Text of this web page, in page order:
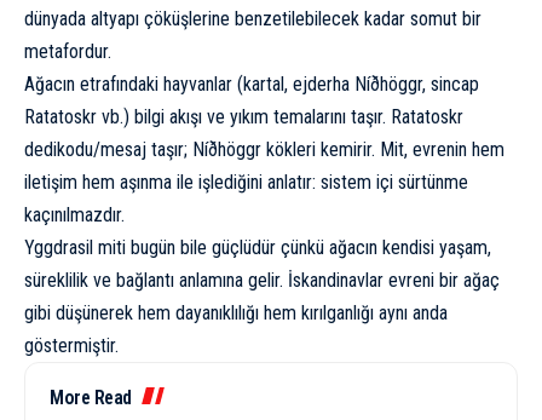
dünyada altyapı çöküşlerine benzetilebilecek kadar somut bir
metafordur.
Ağacın etrafındaki hayvanlar (kartal, ejderha Níðhöggr, sincap
Ratatoskr vb.) bilgi akışı ve yıkım temalarını taşır. Ratatoskr
dedikodu/mesaj taşır; Níðhöggr kökleri kemirir. Mit, evrenin hem
iletişim hem aşınma ile işlediğini anlatır: sistem içi sürtünme
kaçınılmazdır.
Yggdrasil miti bugün bile güçlüdür çünkü ağacın kendisi yaşam,
süreklilik ve bağlantı anlamına gelir. İskandinavlar evreni bir ağaç
gibi düşünerek hem dayanıklılığı hem kırılganlığı aynı anda
göstermiştir.
More Read